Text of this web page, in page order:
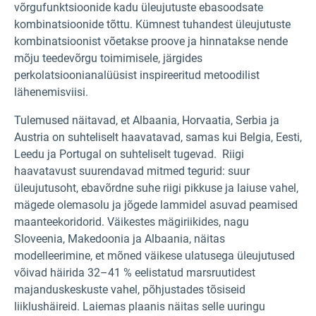
võrgufunktsioonide kadu üleujutuste ebasoodsate
kombinatsioonide tõttu. Kümnest tuhandest üleujutuste
kombinatsioonist võetakse proove ja hinnatakse nende
mõju teedevõrgu toimimisele, järgides
perkolatsioonianalüüsist inspireeritud metoodilist
lähenemisviisi.
Tulemused näitavad, et Albaania, Horvaatia, Serbia ja
Austria on suhteliselt haavatavad, samas kui Belgia, Eesti,
Leedu ja Portugal on suhteliselt tugevad. Riigi
haavatavust suurendavad mitmed tegurid: suur
üleujutusoht, ebavõrdne suhe riigi pikkuse ja laiuse vahel,
mägede olemasolu ja jõgede lammidel asuvad peamised
maanteekoridorid. Väikestes mägiriikides, nagu
Sloveenia, Makedoonia ja Albaania, näitas
modelleerimine, et mõned väikese ulatusega üleujutused
võivad häirida 32–41 % eelistatud marsruutidest
majanduskeskuste vahel, põhjustades tõsiseid
liiklushäireid. Laiemas plaanis näitas selle uuringu